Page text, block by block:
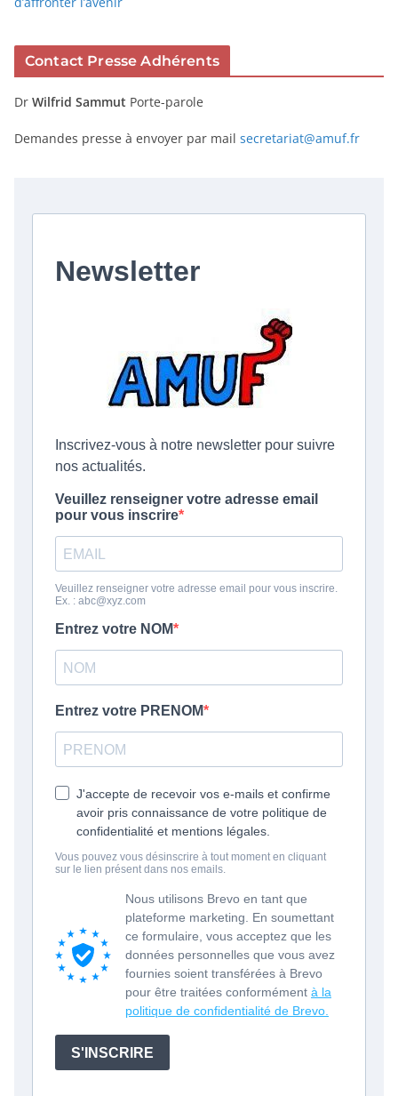
Contact Presse Adhérents
Dr Wilfrid Sammut Porte-parole
Demandes presse à envoyer par mail secretariat@amuf.fr